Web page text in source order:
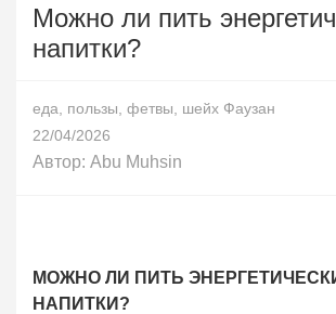
Можно ли пить
напитки?
еда пользы фетвы
шейх Фаузан
22/04/2026
Автор: Abu Muhsin
МОЖНО ЛИ ПИТЬ
НАПИТКИ?